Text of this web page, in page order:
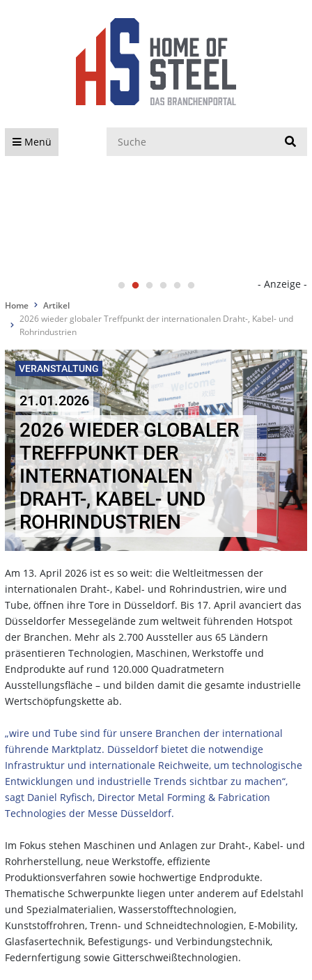
Menü
- Anzeige -
Home
Artikel
2026 wieder globaler Treffpunkt der internationalen Draht-, Kabel- und
Rohrindustrien
VERANSTALTUNG
21.01.2026
2026 WIEDER GLOBALER
TREFFPUNKT DER
INTERNATIONALEN
DRAHT-, KABEL- UND
ROHRINDUSTRIEN
Am 13. April 2026 ist es so weit: die Weltleitmessen der
internationalen Draht-, Kabel- und Rohrindustrien, wire und
Tube, öffnen ihre Tore in Düsseldorf. Bis 17. April avanciert das
Düsseldorfer Messegelände zum weltweit führenden Hotspot
der Branchen. Mehr als 2.700 Aussteller aus 65 Ländern
präsentieren Technologien, Maschinen, Werkstoffe und
Endprodukte auf rund 120.000 Quadratmetern
Ausstellungsfläche – und bilden damit die gesamte industrielle
Wertschöpfungskette ab.
„wire und Tube sind für unsere Branchen der international
führende Marktplatz. Düsseldorf bietet die notwendige
Infrastruktur und internationale Reichweite, um technologische
Entwicklungen und industrielle Trends sichtbar zu machen“,
sagt Daniel Ryfisch, Director Metal Forming & Fabrication
Technologies der Messe Düsseldorf.
Im Fokus stehen Maschinen und Anlagen zur Draht-, Kabel- und
Rohrherstellung, neue Werkstoffe, effiziente
Produktionsverfahren sowie hochwertige Endprodukte.
Thematische Schwerpunkte liegen unter anderem auf Edelstahl
und Spezialmaterialien, Wasserstofftechnologien,
Kunststoffrohren, Trenn- und Schneidtechnologien, E-Mobility,
Glasfasertechnik, Befestigungs- und Verbindungstechnik,
Federnfertigung sowie Gitterschweißtechnologien.